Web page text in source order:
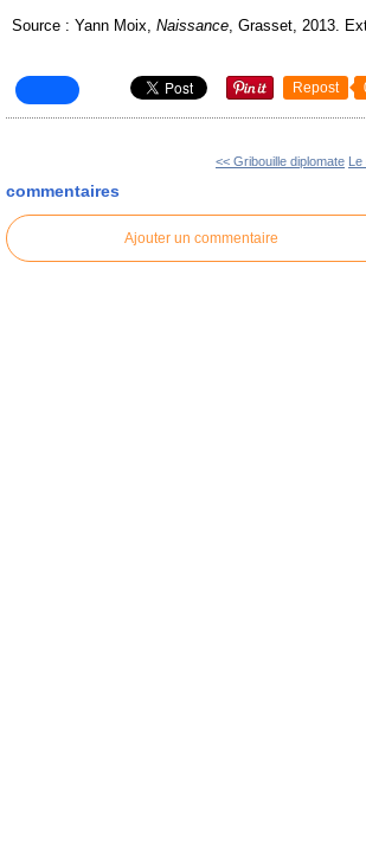
Source : Yann Moix, Naissance , Grasset, 2013.
Repost
<< Gribouille diplomate Le
commentaires
Ajouter un commentaire